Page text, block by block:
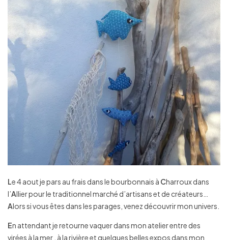
Le 4 aout je pars au frais dans le bourbonnais à Charroux dans
l’Allier pour le traditionnel marché d’artisans et de créateurs…
Alors si vous êtes dans les parages, venez découvrir mon univers.
En attendant je retourne vaquer dans mon atelier entre des
virées à la mer , à la rivière et quelques belles expos dans mon